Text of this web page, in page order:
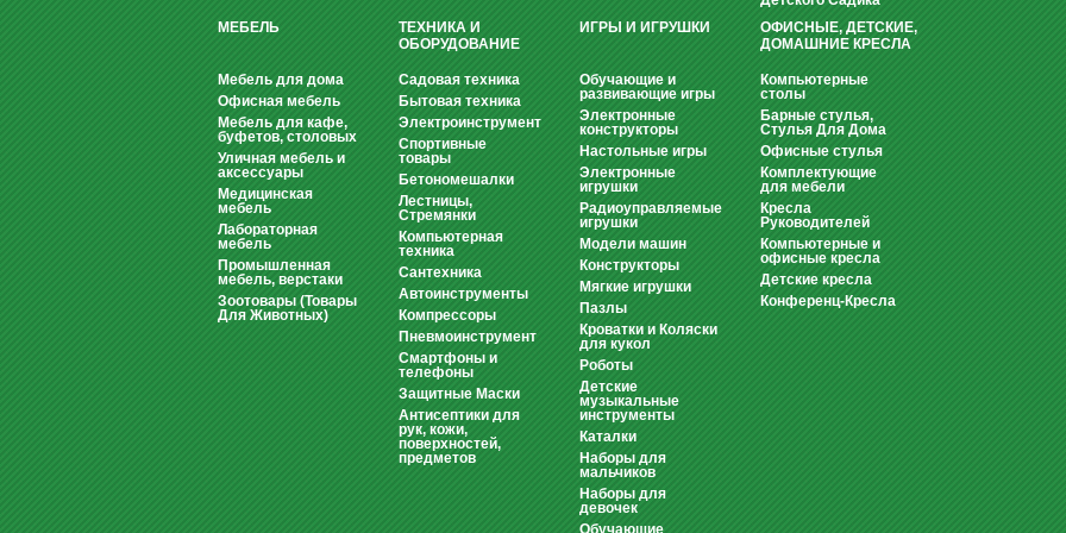
МЕБЕЛЬ
Мебель для дома
Офисная мебель
Мебель для кафе,
буфетов, столовых
Уличная мебель и
аксессуары
Медицинская
мебель
Лабораторная
мебель
Промышленная
мебель, верстаки
Зоотовары (Товары
Для Животных)
ТЕХНИКА И
ОБОРУДОВАНИЕ
Садовая техника
Бытовая техника
Электроинструмент
Спортивные
товары
Бетономешалки
Лестницы,
Стремянки
Компьютерная
техника
Сантехника
Автоинструменты
Компрессоры
Пневмоинструмент
Смартфоны и
телефоны
Защитные Маски
Антисептики для
рук, кожи,
поверхностей,
предметов
ИГРЫ И ИГРУШКИ
Обучающие и
развивающие игры
Электронные
конструкторы
Настольные игры
Электронные
игрушки
Радиоуправляемые
игрушки
Модели машин
Конструкторы
Мягкие игрушки
Пазлы
Кроватки и Коляски
для кукол
Роботы
Детские
музыкальные
инструменты
Каталки
Наборы для
мальчиков
Наборы для
девочек
Обучающие
ОФИСНЫЕ, ДЕТСКИЕ,
ДОМАШНИЕ КРЕСЛА
Компьютерные
столы
Барные стулья,
Стулья Для Дома
Офисные стулья
Комплектующие
для мебели
Кресла
Руководителей
Компьютерные и
офисные кресла
Детские кресла
Конференц-Кресла